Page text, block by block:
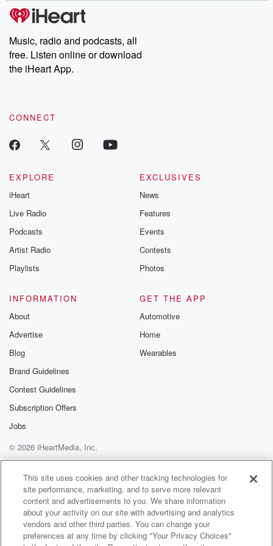
producers of the critically acclaimed Betrayal series, Betrayal
Weekly drops new episodes every Thursday. If you would like to
share your story, you can reach out to the Betrayal Team by
emailing them at betrayalpod@gmail.com and follow us on
Instagram at @betrayalpod and @glasspodcasts. Please join
our Substack for additional exclusive content, curated book
recommendations, and community discussions. Sign up FREE
Music, radio and podcasts, all
free. Listen online or download
the iHeart App.
CONNECT
EXPLORE
iHeart
Live Radio
Podcasts
Artist Radio
Playlists
EXCLUSIVES
News
Features
Events
Contests
Photos
INFORMATION
About
Advertise
Blog
Brand Guidelines
Contest Guidelines
Subscription Offers
Jobs
GET THE APP
Automotive
Home
Wearables
© 2026 iHeartMedia, Inc.
Help
Privacy Policy
Your Privacy Choices
Terms of Use
AdChoices
This site uses cookies and other tracking technologies for
site performance, marketing, and to serve more relevant
content and advertisements to you. We share information
about your activity on our site with advertising and analytics
vendors and other third parties. You can change your
preferences at any time by clicking "Your Privacy Choices"